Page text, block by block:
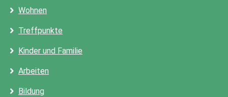
Wohnen
Treffpunkte
Kinder und Familie
Arbeiten
Bildung